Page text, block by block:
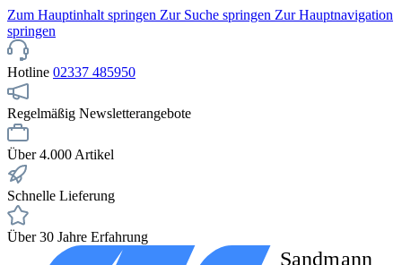
Zum Hauptinhalt springen Zur Suche springen Zur Hauptnavigation
springen
Hotline 02337 485950
Regelmäßig Newsletterangebote
Über 4.000 Artikel
Schnelle Lieferung
Über 30 Jahre Erfahrung